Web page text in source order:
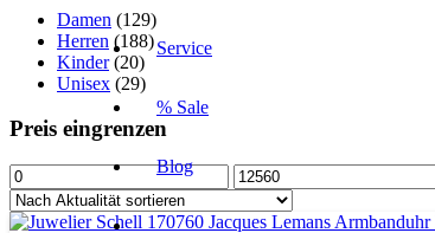
Service
% Sale
Blog
Damen (129)
Herren (188)
Kinder (20)
Unisex (29)
Preis eingrenzen
Min.
Preis
Max.
Preis